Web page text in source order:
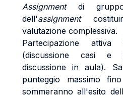
Assignment di
dell'assignment
valutazione complessiva.
Partecipazione
(discussione casi e
discussione in aula).
punteggio massimo
sommeranno all'esito